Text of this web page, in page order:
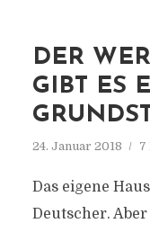
DER
GIBT ES
24. Januar 2018 7
Das eigene
Deutscher.